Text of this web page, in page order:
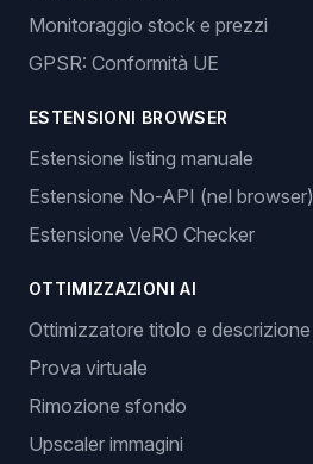
Monitoraggio stock e prezzi
GPSR: Conformità UE
ESTENSIONI BROWSER
Estensione listing manuale
Estensione No-API (nel browser)
Estensione VeRO Checker
OTTIMIZZAZIONI AI
Ottimizzatore titolo e descrizione
Prova virtuale
Rimozione sfondo
Upscaler immagini